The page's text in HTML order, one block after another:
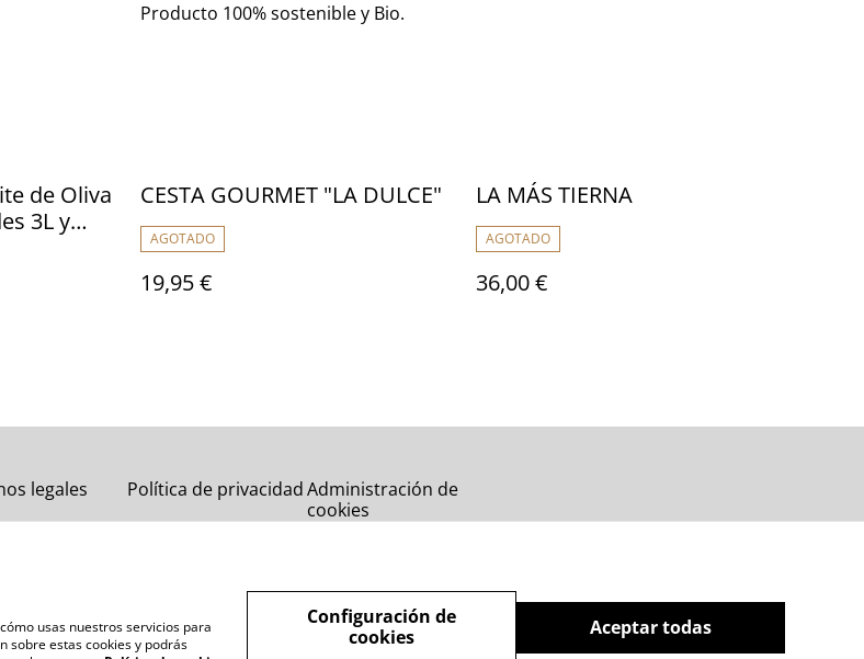
Producto 100% sostenible y Bio.
de Oliva
3L y
CESTA GOURMET "LA DULCE"
AGOTADO
19,95 €
LA MÁS TIERNA
AGOTADO
36,00 €
legales Política de privacidadAdministración de
cookies
usas nuestros servicios para
sobre estas cookies y podrás
Aceptar todas
Configuración de
cookies